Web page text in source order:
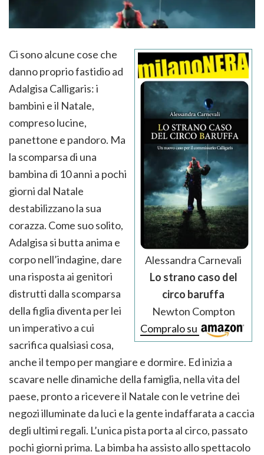
Alessandra Carnevali
Lo strano caso del
circo baruffa
Newton Compton
Compralo su
Ci sono alcune cose che
danno proprio fastidio ad
Adalgisa Calligaris: i
bambini e il Natale,
compreso lucine,
panettone e pandoro. Ma
la scomparsa di una
bambina di 10 anni a pochi
giorni dal Natale
destabilizzano la sua
corazza. Come suo solito,
Adalgisa si butta anima e
corpo nell’indagine, dare
una risposta ai genitori
distrutti dalla scomparsa
della figlia diventa per lei
un imperativo a cui
sacrifica qualsiasi cosa,
anche il tempo per mangiare e dormire. Ed inizia a
scavare nelle dinamiche della famiglia, nella vita del
paese, pronto a ricevere il Natale con le vetrine dei
negozi illuminate da luci e la gente indaffarata a caccia
degli ultimi regali. L’unica pista porta al circo, passato
pochi giorni prima. La bimba ha assisto allo spettacolo